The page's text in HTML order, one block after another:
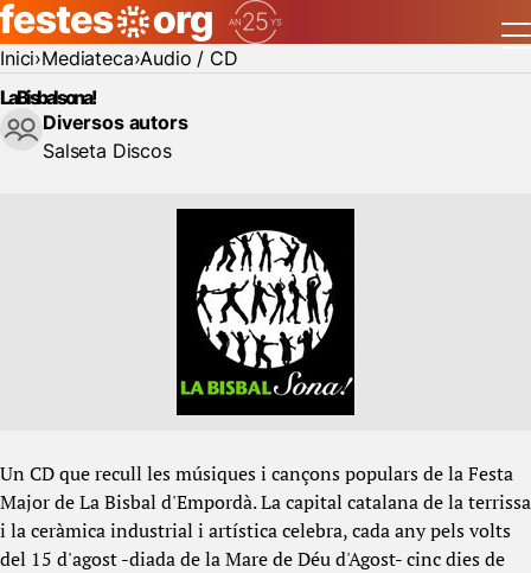
Inici Mediateca Audio / CD
La Bisbal sona!
Diversos autors
Salseta Discos
Un CD que recull les músiques i cançons populars de la Festa
Major de La Bisbal d'Empordà. La capital catalana de la terrissa
i la ceràmica industrial i artística celebra, cada any pels volts
del 15 d'agost -diada de la Mare de Déu d'Agost- cinc dies de